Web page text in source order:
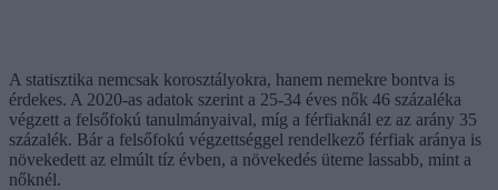
A statisztika nemcsak korosztályokra, hanem nemekre bontva is
érdekes. A 2020-as adatok szerint a 25-34 éves nők 46 százaléka
végzett a felsőfokú tanulmányaival, míg a férfiaknál ez az arány 35
százalék. Bár a felsőfokú végzettséggel rendelkező férfiak aránya is
növekedett az elmúlt tíz évben, a növekedés üteme lassabb, mint a
nőknél.